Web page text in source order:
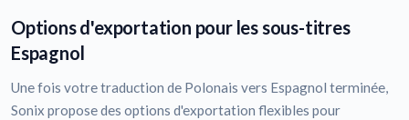
Options d'exportation pour les sous-titres
Espagnol
Une fois votre traduction de Polonais vers Espagnol terminée,
Sonix propose des options d'exportation flexibles pour